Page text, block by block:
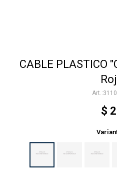
CABLE PLASTICO
$
Varios
Contacto